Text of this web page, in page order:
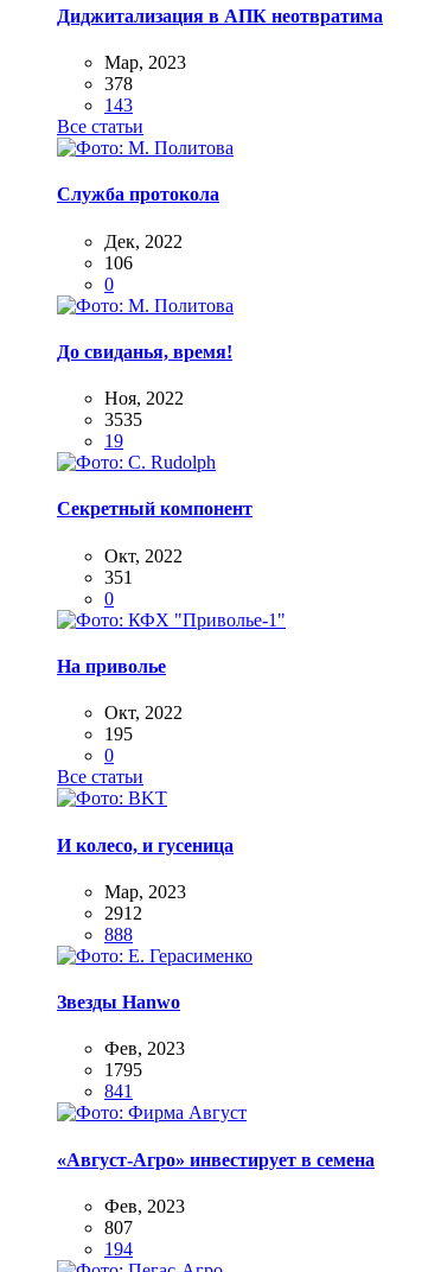
Диджитализация в АПК неотвратима
Мар, 2023
378
143
Все статьи
Служба протокола
Дек, 2022
106
0
До свиданья, время!
Ноя, 2022
3535
19
Секретный компонент
Окт, 2022
351
0
На приволье
Окт, 2022
195
0
Все статьи
И колесо, и гусеница
Мар, 2023
2912
888
Звезды Hanwo
Фев, 2023
1795
841
«Август-Агро» инвестирует в семена
Фев, 2023
807
194